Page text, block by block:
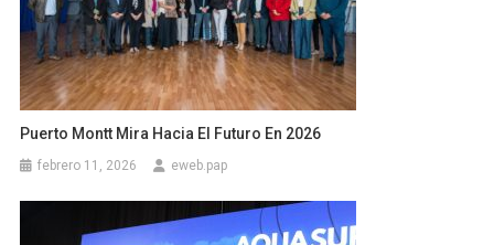
Puerto Montt Mira Hacia El Futuro En 2026
febrero 11, 2026 eweb.pap